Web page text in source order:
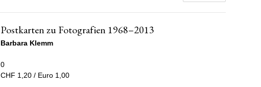
Postkarten zu Fotografien 1968–2013
Barbara Klemm
0
CHF 1,20 / Euro 1,00